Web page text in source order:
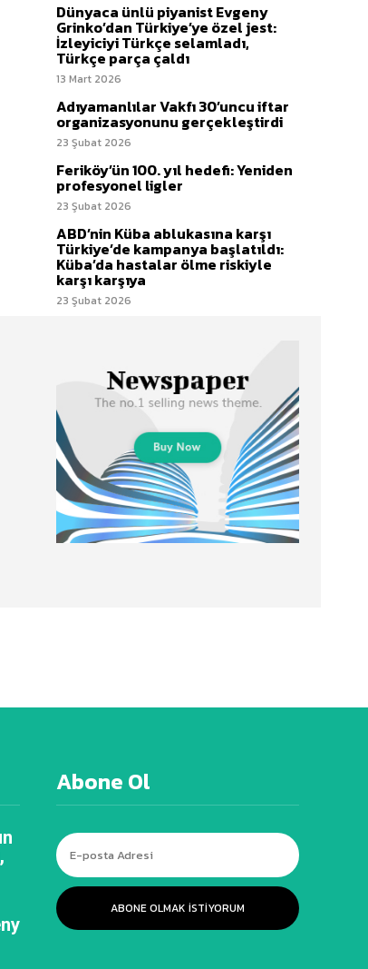
Dünyaca ünlü piyanist Evgeny
Grinko’dan Türkiye’ye özel jest:
İzleyiciyi Türkçe selamladı,
Türkçe parça çaldı
13 Mart 2026
Adıyamanlılar Vakfı 30’uncu iftar
organizasyonunu gerçekleştirdi
23 Şubat 2026
Feriköy’ün 100. yıl hedefi: Yeniden
profesyonel ligler
23 Şubat 2026
ABD’nin Küba ablukasına karşı
Türkiye’de kampanya başlatıldı:
Küba’da hastalar ölme riskiyle
karşı karşıya
23 Şubat 2026
Abone Ol
ABONE OLMAK ISTIYORUM